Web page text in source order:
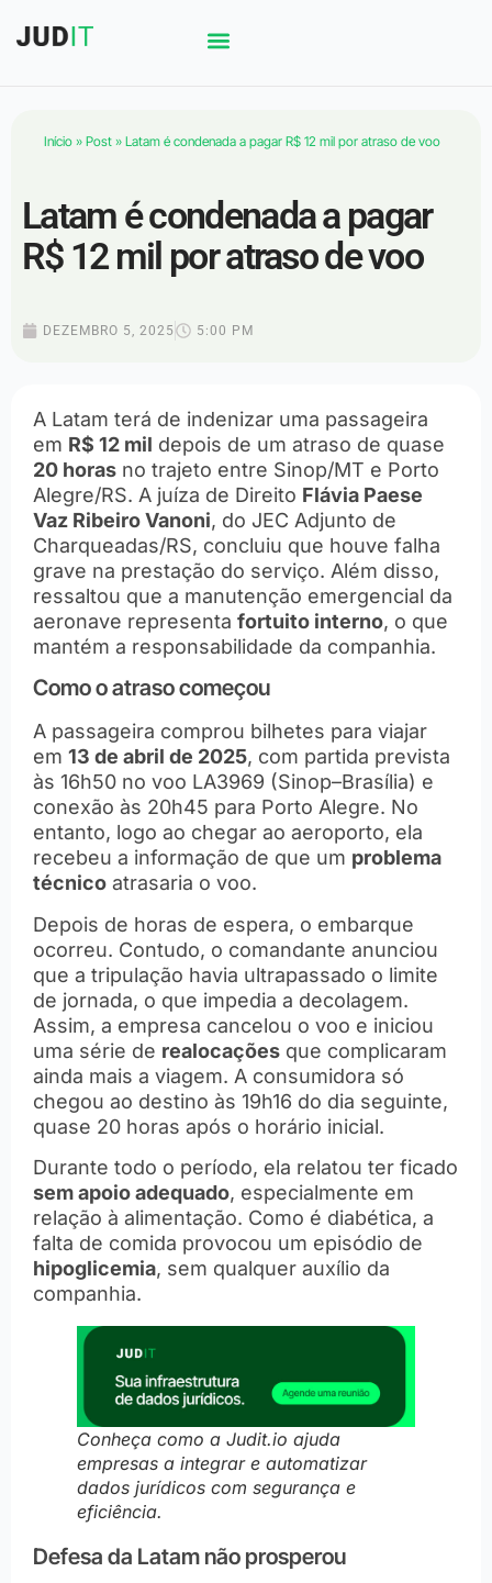
Início » Post » Latam é condenada a pagar R$ 12 mil por atraso de voo
Latam é condenada a pagar
R$ 12 mil por atraso de voo
DEZEMBRO 5, 2025 5:00 PM
A Latam terá de indenizar uma passageira
em R$ 12 mil depois de um atraso de quase
20 horas no trajeto entre Sinop/MT e Porto
Alegre/RS. A juíza de Direito Flávia Paese
Vaz Ribeiro Vanoni, do JEC Adjunto de
Charqueadas/RS, concluiu que houve falha
grave na prestação do serviço. Além disso,
ressaltou que a manutenção emergencial da
aeronave representa fortuito interno, o que
mantém a responsabilidade da companhia.
Como o atraso começou
A passageira comprou bilhetes para viajar
em 13 de abril de 2025, com partida prevista
às 16h50 no voo LA3969 (Sinop–Brasília) e
conexão às 20h45 para Porto Alegre. No
entanto, logo ao chegar ao aeroporto, ela
recebeu a informação de que um problema
técnico atrasaria o voo.
Depois de horas de espera, o embarque
ocorreu. Contudo, o comandante anunciou
que a tripulação havia ultrapassado o limite
de jornada, o que impedia a decolagem.
Assim, a empresa cancelou o voo e iniciou
uma série de realocações que complicaram
ainda mais a viagem. A consumidora só
chegou ao destino às 19h16 do dia seguinte,
quase 20 horas após o horário inicial.
Durante todo o período, ela relatou ter ficado
sem apoio adequado, especialmente em
relação à alimentação. Como é diabética, a
falta de comida provocou um episódio de
hipoglicemia, sem qualquer auxílio da
companhia.
Conheça como a Judit.io ajuda
empresas a integrar e automatizar
dados jurídicos com segurança e
eficiência.
Defesa da Latam não prosperou